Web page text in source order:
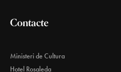
Contacte
Ministeri de Cultura
Hotel Rosaleda